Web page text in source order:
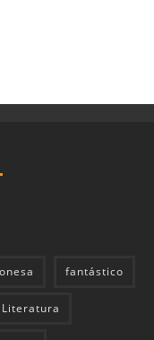
fantástico
Literatura